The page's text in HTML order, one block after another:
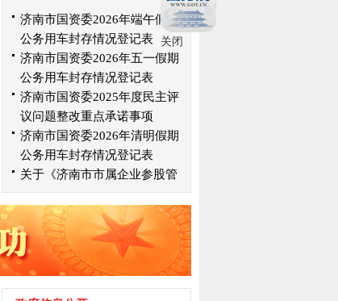
关闭
济南市国资委举办第二届“学习强国...
济南市国资委2026年端午假期
公务用车封存情况登记表
济南市国资委2026年五一假期
公务用车封存情况登记表
济南市国资委2025年度民主评
议问题整改重点承诺事项
济南市国资委2026年清明假期
公务用车封存情况登记表
关于《济南市市属企业参股管
理办法（征求意见稿）》征求
意见采纳情况的说明